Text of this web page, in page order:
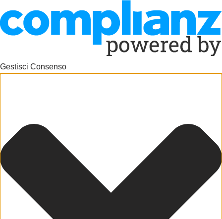
Gestisci Consenso